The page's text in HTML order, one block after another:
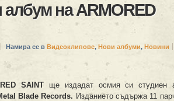
на ARMORED
Намира се в Видеоклипове, Нови албуми, Новини
SAINT ще издадат осмия си студиен
Blade Records. Изданието съдържа 11